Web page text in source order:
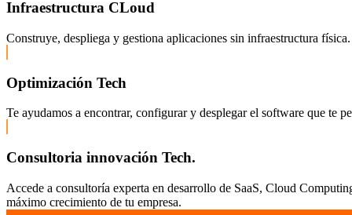
Infraestructura CLoud
Construye, despliega y gestiona aplicaciones sin infraestructura
Optimización Tech
Te ayudamos a encontrar, configurar y desplegar el software que te
Consultoria innovación Tech.
Accede a consultoría experta en desarrollo de SaaS, Cloud
máximo crecimiento de tu empresa.